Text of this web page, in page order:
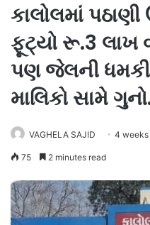
કાલોલમાં પઠાણી
ફૂટ્યો રૂ.3 લાખ
પણ જેલની ધમકી,
માલિકો સામે
VAGHELA SAJID 4 weeks
75 2 minutes read